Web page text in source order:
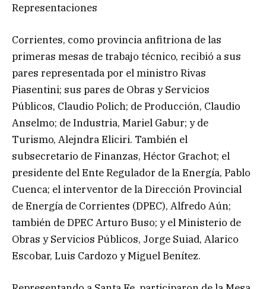
Representaciones
Corrientes, como provincia anfitriona de las
primeras mesas de trabajo técnico, recibió a sus
pares representada por el ministro Rivas
Piasentini; sus pares de Obras y Servicios
Públicos, Claudio Polich; de Producción, Claudio
Anselmo; de Industria, Mariel Gabur; y de
Turismo, Alejndra Eliciri. También el
subsecretario de Finanzas, Héctor Grachot; el
presidente del Ente Regulador de la Energía, Pablo
Cuenca; el interventor de la Dirección Provincial
de Energía de Corrientes (DPEC), Alfredo Aún;
también de DPEC Arturo Buso; y el Ministerio de
Obras y Servicios Públicos, Jorge Suiad, Alarico
Escobar, Luis Cardozo y Miguel Benítez.